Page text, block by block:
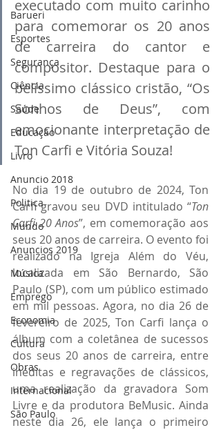
Barueri
Esportes
Segurança
Ciência
Saúde
Educação
Livro
Anuncio 2018
Politica
Mundo
Anuncios 2019
Música
Emprego
Economia
Cultura
Obras
Internacional
São Paulo
executado com muito carinho
para comemorar os 20 anos
de carreira do cantor e
compositor. Destaque para o
belíssimo clássico cristão, “Os
Sonhos de Deus”, com
emocionante interpretação de
Ton Carfi e Vitória Souza!
No dia 19 de outubro de 2024, Ton
Carfi gravou seu DVD intitulado “Ton
Carfi 20 Anos”, em comemoração aos
seus 20 anos de carreira. O evento foi
realizado na Igreja Além do Véu,
localizada em São Bernardo, São
Paulo (SP), com um público estimado
em mil pessoas. Agora, no dia 26 de
fevereiro de 2025, Ton Carfi lança o
álbum com a coletânea de sucessos
dos seus 20 anos de carreira, entre
inéditas e regravações de clássicos,
uma realização da gravadora Som
Livre e da produtora BeMusic. Ainda
neste dia 26, ele lança o primeiro